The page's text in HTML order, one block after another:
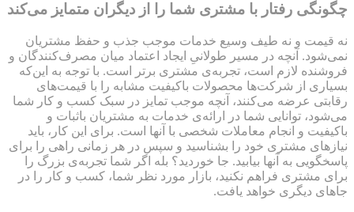
چگونگی رفتار با مشتری شما را از دیگران متمایز می‌کند
نه قیمت و نه طیف وسیع خدمات موجب جذب و حفظ مشتریان
نمی‌شود. آنچه در مسیر طولانیِ ایجاد اعتماد میان مصرف‌کنندگان و
فروشنده لازم است، تجربه‌ی مشتری برتر است. با توجه به این‌که
بسیاری از شرکت‌ها محصولات باکیفیت مشابه را با قیمت‌های
رقابتی عرضه می‌کنند، آنچه موجب تمایز در سبک کسب و کار شما
می‌شود، توانایی شما در ارائه‌ی خدمات به مشتریان‌ باثبات و
باکیفیت و انجام معاملات شخصی با آنها است. برای این کار، باید
نیازهای مشتری خود را بشناسید و سپس در هر زمانی راهی را برای
پاسخگویی به آنها بیابید. جا خوردید؟ بله اگر شما تجربه‌ی بزرگ را
برای مشتری فراهم نکنید، بازار مورد نظر شما، کسب و کار را در
جاهای دیگری خواهد یافت.